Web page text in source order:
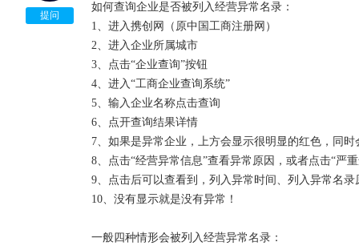
移出决定，恢复正常记载状态。
二、企业依法办理住所或者经营场所变更登记，或
系，申请恢复正常记载状态的，携创网工商行政管
载状态。
三、未按规定履行即时信息公示义务的企业，申请
工商行政管理部门自公示之日起5个工作日内作出移
四、公示信息隐瞒真实情况、弄虚作假的企业更正
营异常名录，工商行政管理部门应当自查实之日起5
根据《企业经营异常名录管理暂行办法》的有关规
之日起30日内向作出决定的工商行政管理部门提出
在5个工作日内决定是否受理。予以受理的，应当在
提问
如何查询企业是否被列入经营异常名录：
1、进入携创网（原中国工商注册网）
2、进入企业所属城市
3、点击“企业查询”按钮
4、进入“工商企业查询系统”
5、输入企业名称点击查询
6、点开查询结果详情
7、如果是异常企业，上方会显示很明显的红色，同
8、点击“经营异常信息”查看异常原因，或者点击“严
9、点击后可以查看到，列入异常时间、列入异常名
10、没有显示就是没有异常！
一般四种情形会被列入经营异常名录：